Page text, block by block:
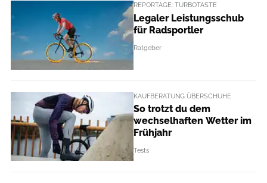
REPORTAGE: TURBOTASTE
Legaler Leistungsschub
für Radsportler
Ratgeber
KAUFBERATUNG ÜBERSCHUHE
So trotzt du dem
wechselhaften Wetter im
Frühjahr
Tests